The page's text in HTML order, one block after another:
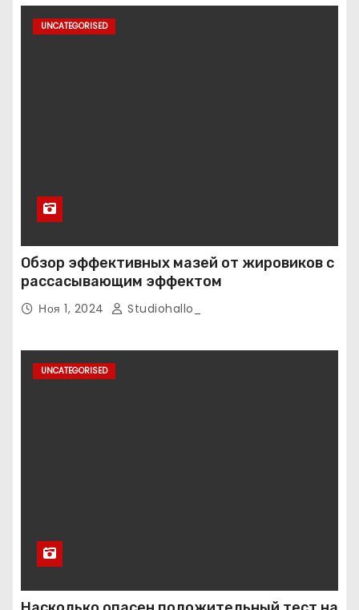
UNCATEGORISED
Обзор эффективных мазей от жировиков с
рассасывающим эффектом
Ноя 1, 2024 Studiohallo_
UNCATEGORISED